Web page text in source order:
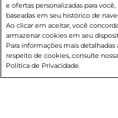
Caso queira comprar
suas compras:
Entrega em casa
© 2026
e ofertas personalizadas para você,
baseadas em seu histórico de
Ao clicar em aceitar, você
armazenar cookies em seu
Para informações mais detalhadas
respeito de cookies, consulte nossa
Política de Privacidade.